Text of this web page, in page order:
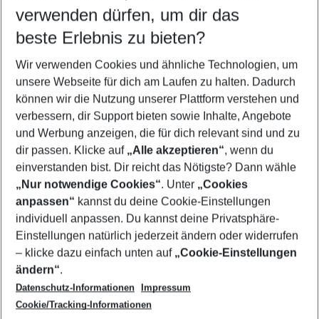
Wähle deinen Reisezeitraum
5-8 Nächte
2 Erwachsene Keine Kinder
Mehr Filter anzeigen
Footer
Footer navigation
Über uns
AGB
Bestpreisgarantie
Cookie-Einstellungen ändern
Cookie-Richtlinie
Agenturbetreuung
Barrierefreies Reisen
Folge uns
verwenden dürfen, um dir das
beste Erlebnis zu bieten?
Wir verwenden Cookies und ähnliche Technologien, um
unsere Webseite für dich am Laufen zu halten. Dadurch
können wir die Nutzung unserer Plattform verstehen und
verbessern, dir Support bieten sowie Inhalte, Angebote
und Werbung anzeigen, die für dich relevant sind und zu
dir passen. Klicke auf „Alle akzeptieren“, wenn du
einverstanden bist. Dir reicht das Nötigste? Dann wähle
„Nur notwendige Cookies“. Unter „Cookies
anpassen“ kannst du deine Cookie-Einstellungen
individuell anpassen. Du kannst deine Privatsphäre-
Einstellungen natürlich jederzeit ändern oder widerrufen
– klicke dazu einfach unten auf „Cookie-Einstellungen
ändern“.
Datenschutz-Informationen
Impressum
Cookie/Tracking-Informationen